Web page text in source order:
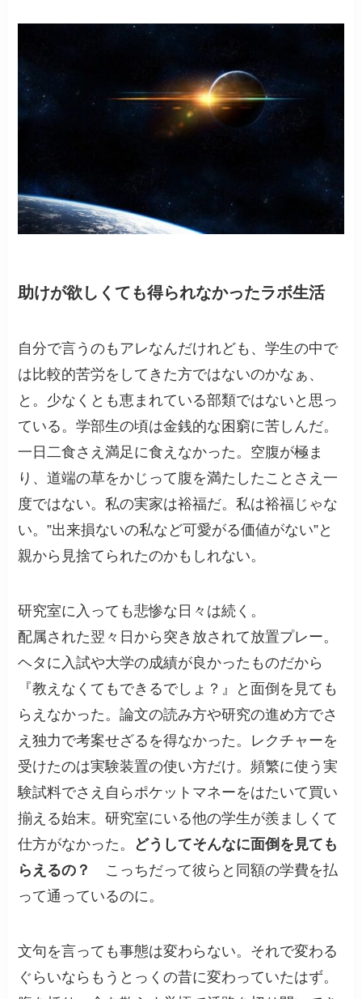
助けが欲しくても得られなかったラボ生活
自分で言うのもアレなんだけれども、学生の中で
は比較的苦労をしてきた方ではないのかなぁ、
と。少なくとも恵まれている部類ではないと思っ
ている。学部生の頃は金銭的な困窮に苦しんだ。
一日二食さえ満足に食えなかった。空腹が極ま
り、道端の草をかじって腹を満たしたことさえ一
度ではない。私の実家は裕福だ。私は裕福じゃな
い。”出来損ないの私など可愛がる価値がない”と
親から見捨てられたのかもしれない。
研究室に入っても悲惨な日々は続く。
配属された翌々日から突き放されて放置プレー。
ヘタに入試や大学の成績が良かったものだから
『教えなくてもできるでしょ？』と面倒を見ても
らえなかった。論文の読み方や研究の進め方でさ
え独力で考案せざるを得なかった。レクチャーを
受けたのは実験装置の使い方だけ。頻繁に使う実
験試料でさえ自らポケットマネーをはたいて買い
揃える始末。研究室にいる他の学生が羨ましくて
仕方がなかった。
どうしてそんなに面倒を見ても
らえるの？
こっちだって彼らと同額の学費を払
って通っているのに。
文句を言っても事態は変わらない。それで変わる
ぐらいならもうとっくの昔に変わっていたはず。